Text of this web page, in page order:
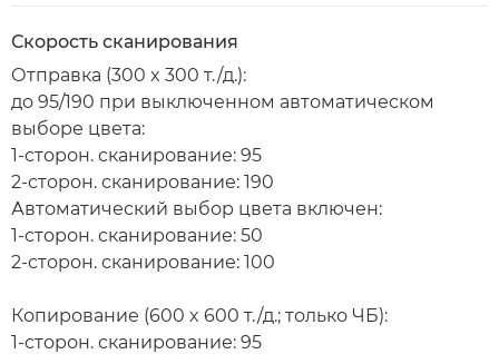
Скорость сканирования
Отправка (300 x 300 т./д.):
до 95/190 при выключенном автоматическом
выборе цвета:
1-сторон. сканирование: 95
2-сторон. сканирование: 190
Автоматический выбор цвета включен:
1-сторон. сканирование: 50
2-сторон. сканирование: 100
Копирование (600 x 600 т./д.; только ЧБ):
1-сторон. сканирование: 95